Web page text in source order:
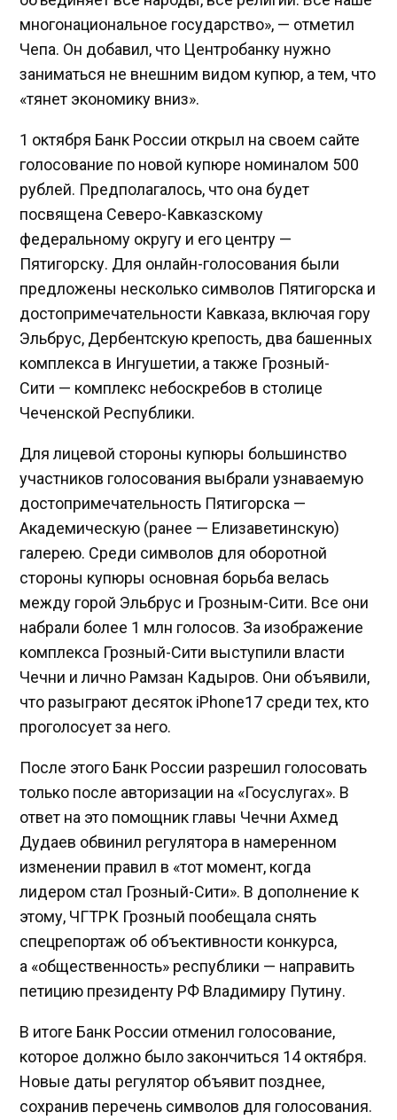
многонациональное государство», — отметил
Чепа. Он добавил, что Центробанку нужно
заниматься не внешним видом купюр, а тем, что
«тянет экономику вниз».
1 октября Банк России открыл на своем сайте
голосование по новой купюре номиналом 500
рублей. Предполагалось, что она будет
посвящена Северо-Кавказскому
федеральному округу и его центру —
Пятигорску. Для онлайн-голосования были
предложены несколько символов Пятигорска и
достопримечательности Кавказа, включая гору
Эльбрус, Дербентскую крепость, два башенных
комплекса в Ингушетии, а также Грозный-
Сити — комплекс небоскребов в столице
Чеченской Республики.
Для лицевой стороны купюры большинство
участников голосования выбрали узнаваемую
достопримечательность Пятигорска —
Академическую (ранее — Елизаветинскую)
галерею. Среди символов для оборотной
стороны купюры основная борьба велась
между горой Эльбрус и Грозным-Сити. Все они
набрали более 1 млн голосов. За изображение
комплекса Грозный-Сити выступили власти
Чечни и лично Рамзан Кадыров. Они объявили,
что разыграют десяток iPhone17 среди тех, кто
проголосует за него.
После этого Банк России разрешил голосовать
только после авторизации на «Госуслугах». В
ответ на это помощник главы Чечни Ахмед
Дудаев обвинил регулятора в намеренном
изменении правил в «тот момент, когда
лидером стал Грозный-Сити». В дополнение к
этому, ЧГТРК Грозный пообещала снять
спецрепортаж об объективности конкурса,
а «общественность» республики — направить
петицию президенту РФ Владимиру Путину.
В итоге Банк России отменил голосование,
которое должно было закончиться 14 октября.
Новые даты регулятор объявит позднее,
сохранив перечень символов для голосования.